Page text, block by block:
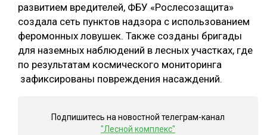
развитием вредителей, ФБУ «Рослесозащита»
создала сеть пунктов надзора с использованием
феромонных ловушек. Также созданы бригады
для наземных наблюдений в лесных участках, где
по результатам космического мониторинга
зафиксированы повреждения насаждений.
Подпишитесь на новостной телеграм-канал
"Лесной комплекс"